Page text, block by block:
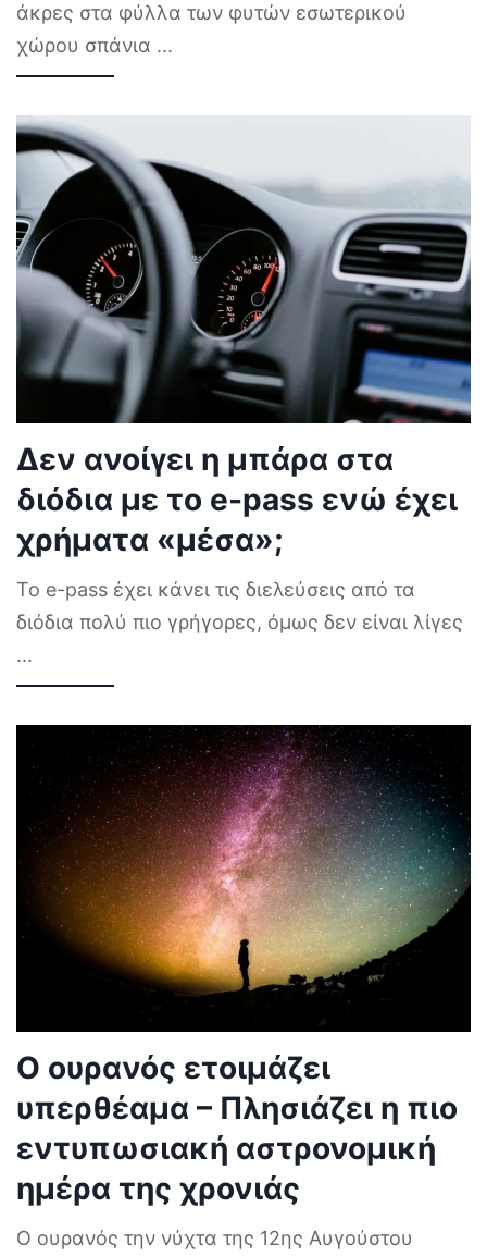
άκρες στα φύλλα των φυτών εσωτερικού
χώρου σπάνια ...
Δεν ανοίγει η μπάρα στα
διόδια με το e-pass ενώ έχει
χρήματα «μέσα»;
Το e-pass έχει κάνει τις διελεύσεις από τα
διόδια πολύ πιο γρήγορες, όμως δεν είναι λίγες
...
Ο ουρανός ετοιμάζει
υπερθέαμα – Πλησιάζει η πιο
εντυπωσιακή αστρονομική
ημέρα της χρονιάς
Ο ουρανός την νύχτα της 12ης Αυγούστου